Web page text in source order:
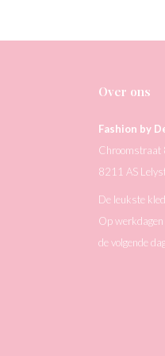
Over ons
Fashion by
Chroomstraat
8211 AS
De leukste
Op
de volgende